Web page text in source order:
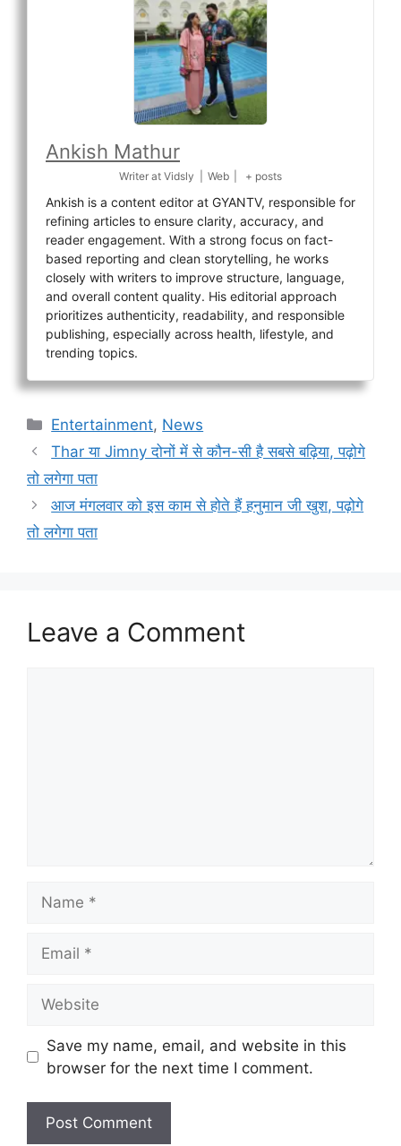
Ankish Mathur
Writer at Vidsly Web + posts
Ankish is a content editor at GYANTV, responsible for
refining articles to ensure clarity, accuracy, and
reader engagement. With a strong focus on fact-
based reporting and clean storytelling, he works
closely with writers to improve structure, language,
and overall content quality. His editorial approach
prioritizes authenticity, readability, and responsible
publishing, especially across health, lifestyle, and
trending topics.
Categories
Entertainment, News
Thar या Jimny दोनों में से कौन-सी है सबसे बढ़िया, पढ़ोगे
तो लगेगा पता
आज मंगलवार को इस काम से होते हैं हनुमान जी खुश, पढ़ोगे
तो लगेगा पता
Leave a Comment
Save my name, email, and website in this
browser for the next time I comment.